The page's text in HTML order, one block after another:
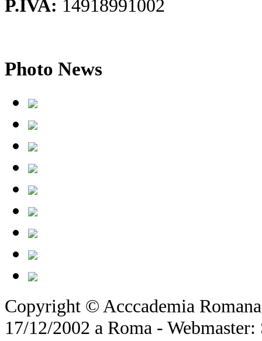
P.IVA: 14918991002
Photo News
Copyright © Acccademia
17/12/2002 a Roma -